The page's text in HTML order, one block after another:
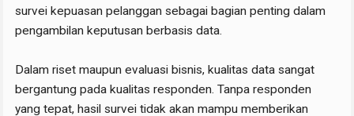
survei kepuasan pelanggan sebagai bagian penting dalam
pengambilan keputusan berbasis data.
Dalam riset maupun evaluasi bisnis, kualitas data sangat
bergantung pada kualitas responden. Tanpa responden
yang tepat, hasil survei tidak akan mampu memberikan